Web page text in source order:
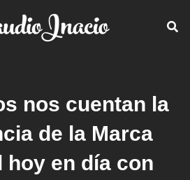
nos cuentan la
de la Marca
hoy en día con